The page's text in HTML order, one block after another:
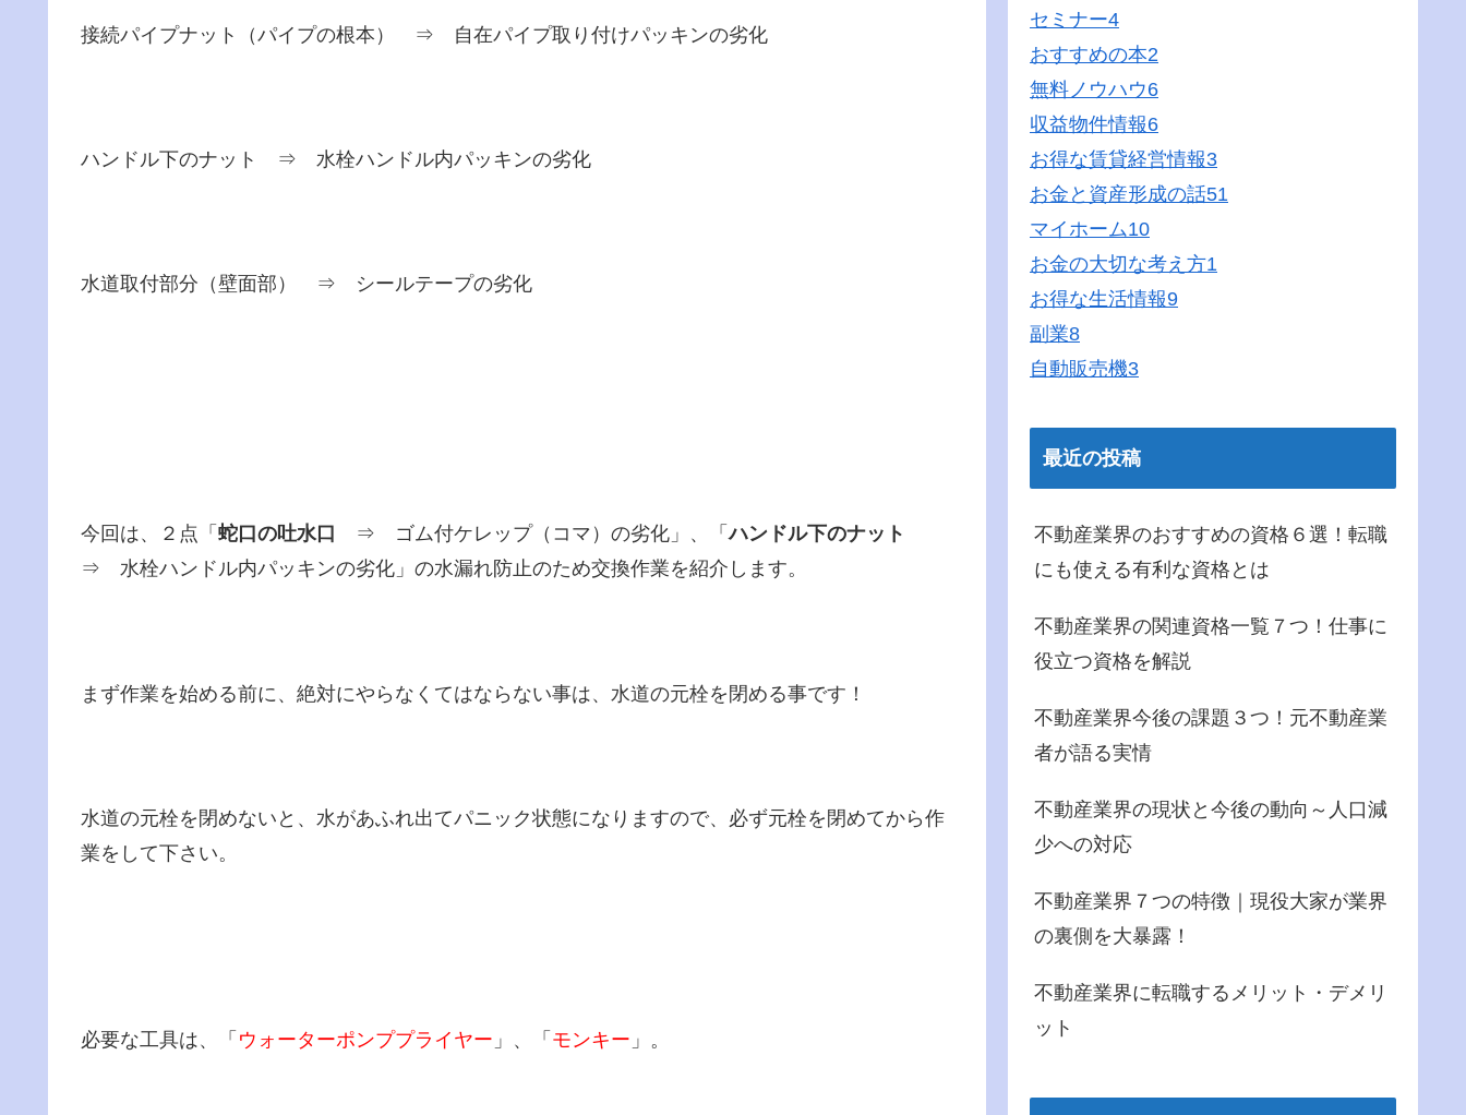
接続パイプナット（パイプの根本） ⇒ 自在パイプ取り付けパッキンの劣化
ハンドル下のナット ⇒ 水栓ハンドル内パッキンの劣化
水道取付部分（壁面部） ⇒ シールテープの劣化
今回は、２点「 蛇口の吐水口 ⇒ ゴム付ケレップ（コマ）の劣化」、「ハンドル下のナット
⇒ 水栓ハンドル内パッキンの劣化」の水漏れ防止のため交換作業を紹介します。
まず作業を始める前に、絶対にやらなくてはならない事は、水道の元栓を閉める事です！
水道の元栓を閉めないと、水があふれ出てパニック状態になりますので、必ず元栓を閉めてから作
業をして下さい。
必要な工具は、「 ウォーターポンププライヤー 」、「 モンキー 」。
セミナー4
おすすめの本2
無料ノウハウ6
収益物件情報6
お得な賃貸経営情報3
お金と資産形成の話51
マイホーム10
お金の大切な考え方1
お得な生活情報9
副業8
自動販売機3
最近の投稿
不動産業界のおすすめの資格６選！転職
にも使える有利な資格とは
不動産業界の関連資格一覧７つ！仕事に
役立つ資格を解説
不動産業界今後の課題３つ！元不動産業
者が語る実情
不動産業界の現状と今後の動向～人口減
少への対応
不動産業界７つの特徴｜現役大家が業界
の裏側を大暴露！
不動産業界に転職するメリット・デメリ
ット